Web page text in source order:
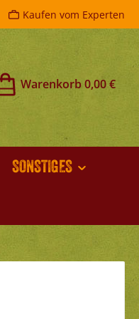
Kaufen vom Experten
Warenkorb0,00 €
SONSTIGES